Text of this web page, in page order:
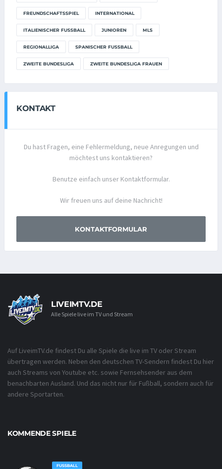
FREUNDSCHAFTSSPIEL INTERNATIONAL
ITALIENISCHER FUSSBALL JUNIOREN MLS
REGIONALLIGA SPANISCHER FUSSBALL
ZWEITE BUNDESLIGA ZWEITE BUNDESLIGA FRAUEN
KONTAKT
Du hast Fragen, eine Fehlermeldung, neue Anregungen und
möchtest uns kontaktieren?
Benutze einfach unser Kontaktformular.
Wir freuen uns auf deine Nachricht!
KONTAKTFORMULAR
LIVEIMTV.DE
Alle Spiele live im TV und Stream
Auf LiveimTV.de findest Du alle Spiele die live im TV oder Stream
übertragen werden. Neben den deutschen TV-Sendern findest Du hier
auch Streams von Youtube etc. sowie Fernsehsender aus dem
benachbarten Ausland. Und das nicht nur für Fußball, sondern auch für
andere Sportarten.
KOMMENDE SPIELE
FUSSBALL